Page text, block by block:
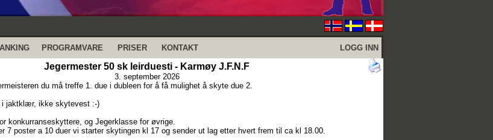
PROGRAMVARE PRISER KONTAKT LOGG INN
Jegermester 50 sk leirduesti - Karmøy J.F.N.F
3. september 2026
du må treffe 1. due i dubleen for å få mulighet å skyte due 2.
i jaktklær, ikke skytevest :-)
konkurranseskyttere, og Jegerklasse for øvrige.
7 poster a 10 duer vi starter skytingen kl 17 og sender ut lag etter hvert frem til ca kl 18.00.